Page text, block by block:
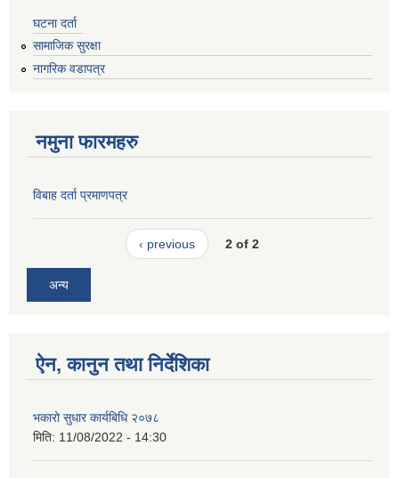
घटना दर्ता
सामाजिक सुरक्षा
नागरिक वडापत्र
नमुना फारमहरु
विबाह दर्ता प्रमाणपत्र
‹ previous 2 of 2
अन्य
ऐन, कानुन तथा निर्देशिका
भकारो सुधार कार्यबिधि २०७८
मिति: 11/08/2022 - 14:30